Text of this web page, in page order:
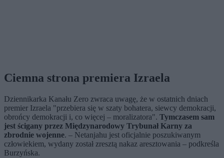
Ciemna strona premiera Izraela
Dziennikarka Kanału Zero zwraca uwagę, że w ostatnich dniach
premier Izraela "przebiera się w szaty bohatera, siewcy demokracji,
obrońcy demokracji i, co więcej – moralizatora". Tymczasem sam
jest ścigany przez Międzynarodowy Trybunał Karny za
zbrodnie wojenne. – Netanjahu jest oficjalnie poszukiwanym
człowiekiem, wydany został zresztą nakaz aresztowania – podkreśla
Burzyńska.